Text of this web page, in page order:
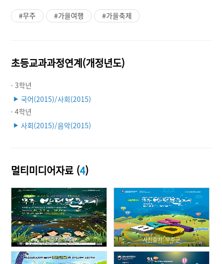
#무주 #가을여행 #가을축제
초등교과과정연계(개정년도)
· 3학년
▶ 국어(2015)/사회(2015)
· 4학년
▶ 사회(2015)/음악(2015)
멀티미디어자료 (4)
사진출처: 무주군 사진출처: 무주군